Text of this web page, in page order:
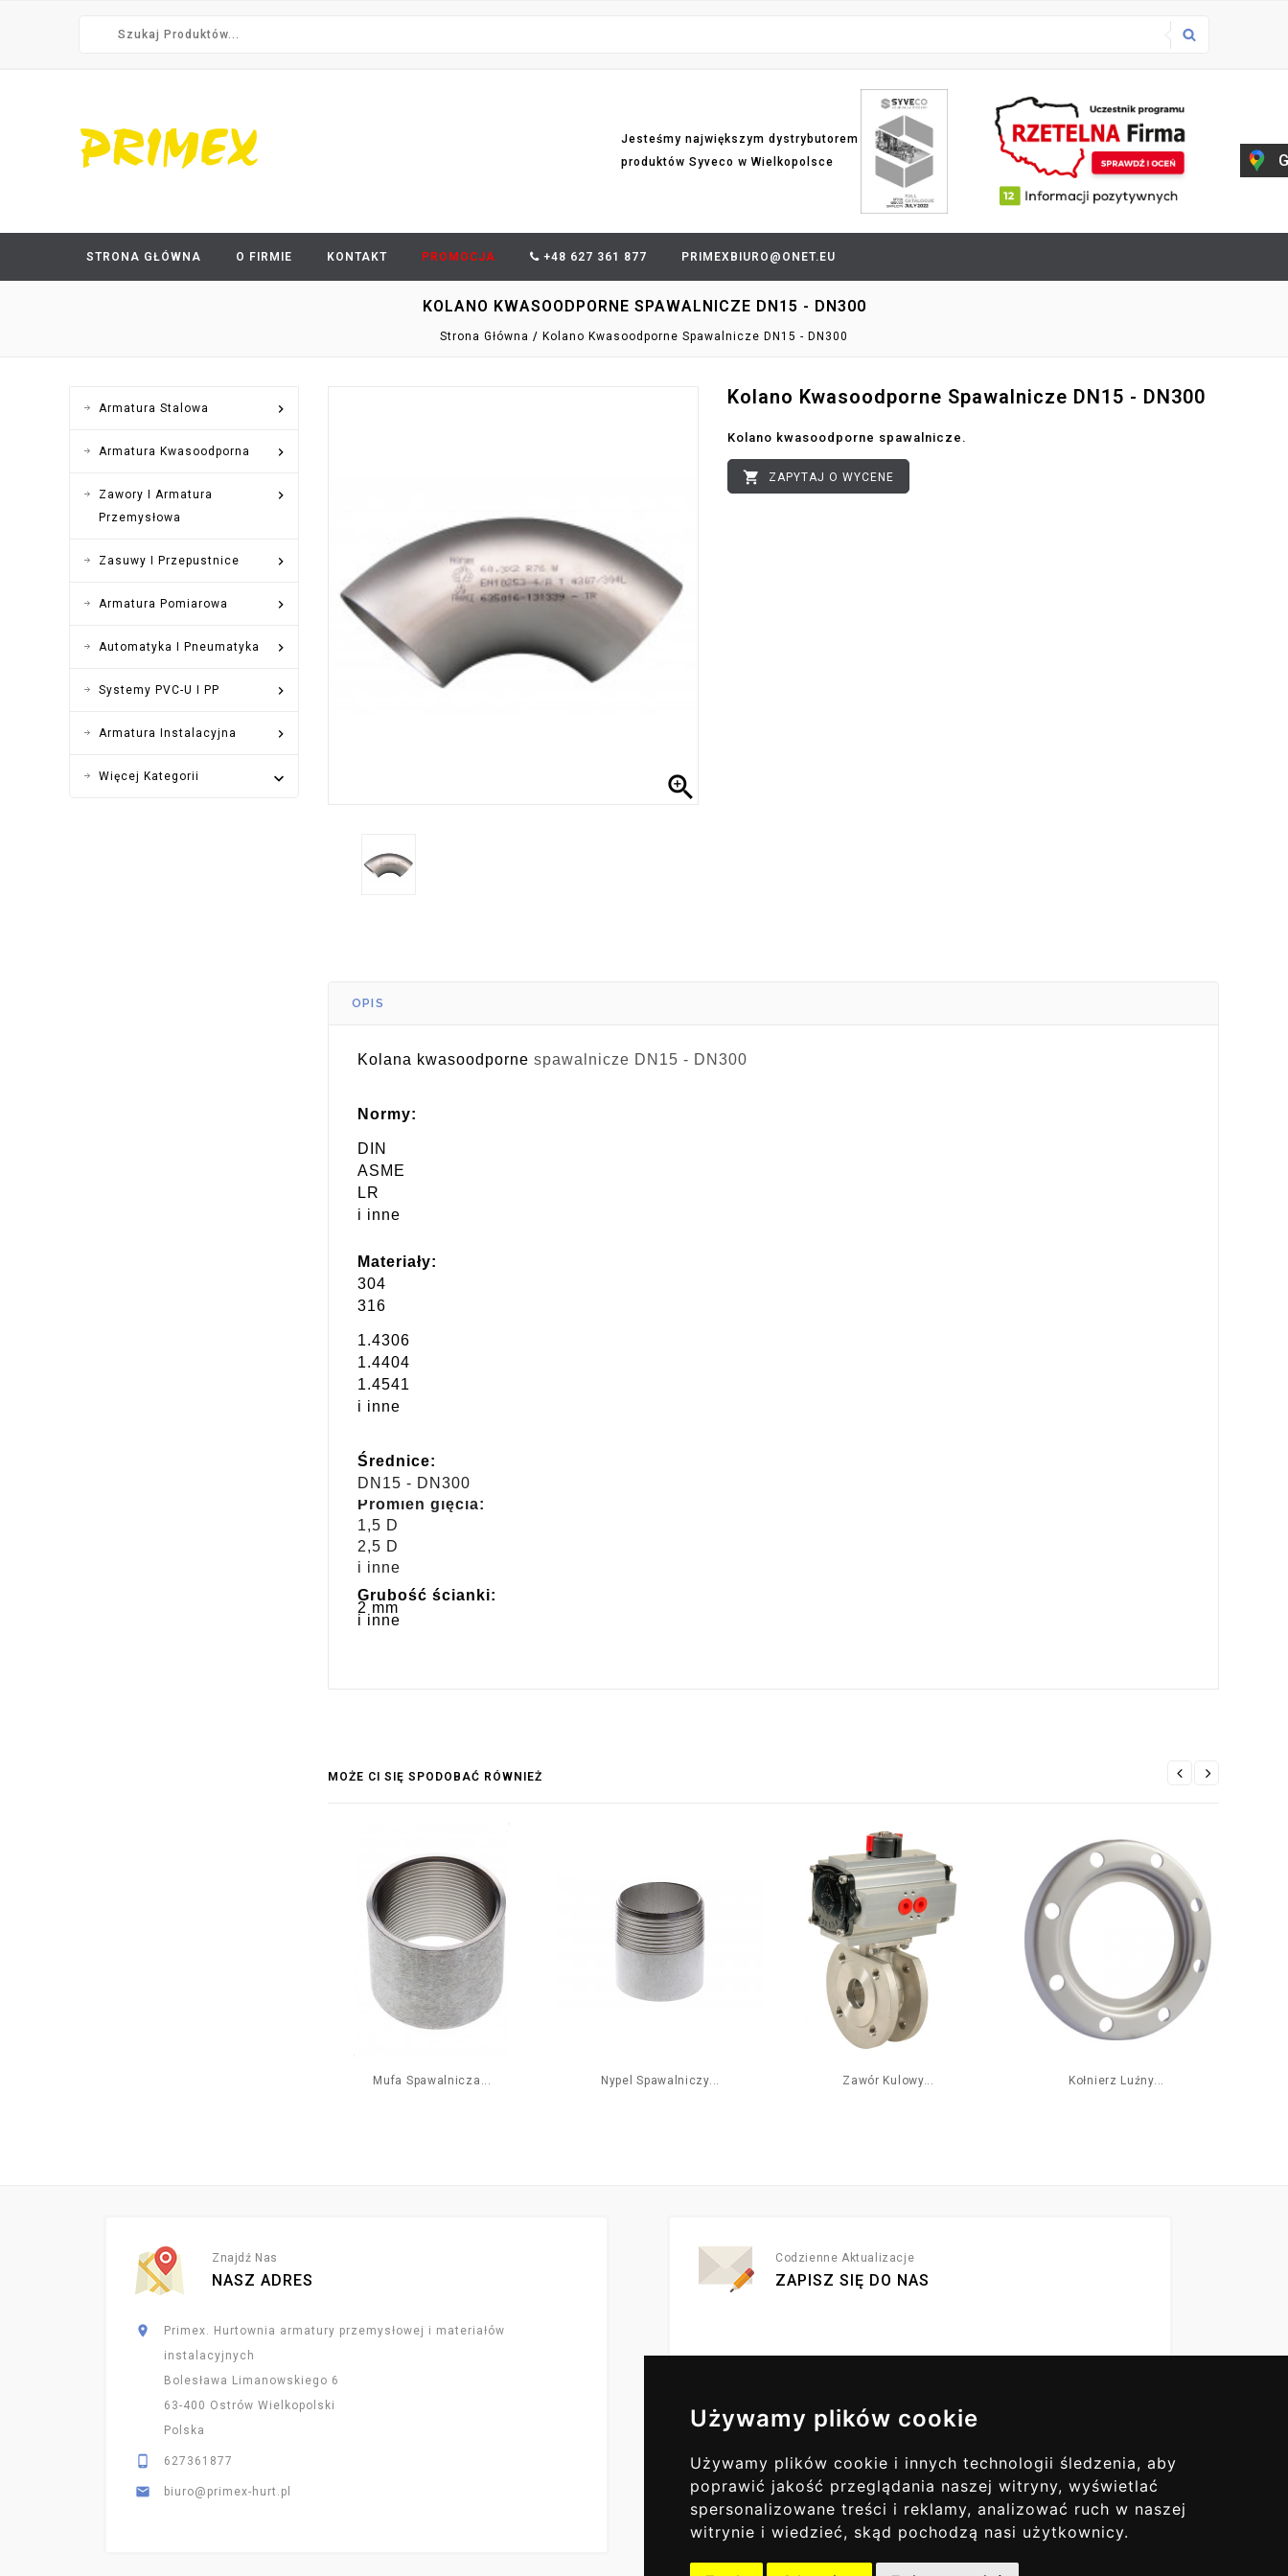
Używamy plików cookie
Używamy plików cookie i innych technologii śledzenia, aby
poprawić jakość przeglądania naszej witryny, wyświetlać
spersonalizowane treści i reklamy, analizować ruch w naszej
witrynie i wiedzieć, skąd pochodzą nasi użytkownicy.
Jesteśmy największym dystrybutorem
produktów Syveco w Wielkopolsce
STRONA GŁÓWNA O FIRMIE KONTAKT PROMOCJA +48 627 361 877 PRIMEXBIURO@ONET.EU
KOLANO KWASOODPORNE SPAWALNICZE DN15 - DN300
Strona Główna Kolano Kwasoodporne Spawalnicze DN15 - DN300

Armatura Stalowa

Armatura Kwasoodporna

Zawory I Armatura
Przemysłowa

Zasuwy I Przepustnice

Armatura Pomiarowa

Automatyka I Pneumatyka

Systemy PVC-U I PP

Armatura Instalacyjna
Więcej Kategorii  
Kolano Kwasoodporne Spawalnicze DN15 - DN300
Kolano kwasoodporne spawalnicze.
 ZAPYTAJ O WYCENE
OPIS
Kolana kwasoodporne spawalnicze DN15 - DN300
Normy:
DIN
ASME
LR
i inne
Materiały:
304
316
1.4306
1.4404
1.4541
i inne
Średnice:
DN15 - DN300
Promień gięcia:
1,5 D
2,5 D
i inne
Grubość ścianki:
2 mm
i inne
MOŻE CI SIĘ SPODOBAĆ RÓWNIEŻ
Mufa Spawalnicza... Nypel Spawalniczy... Zawór Kulowy... Kołnierz Luźny...
Znajdź Nas
NASZ ADRES

Primex. Hurtownia armatury przemysłowej i materiałów
instalacyjnych
Bolesława Limanowskiego 6
63-400 Ostrów Wielkopolski
Polska
 627361877
 biuro@primex-hurt.pl
Codzienne Aktualizacje
ZAPISZ SIĘ DO NAS